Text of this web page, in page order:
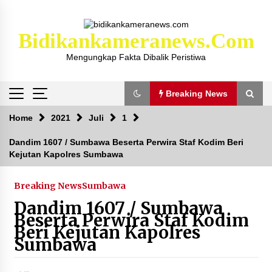
Bidikankameranews.com
Mengungkap Fakta Dibalik Peristiwa
Breaking News
Breaking News
Kejaksaan KSB Mulai Lidik Mafia Tanah Desa
Sekongkang Bawah
2 tahun ago
Laporan Dugaan Pencabulan di Desa Sepayung
Kec. Plampang, Polres Sumbawa Pastikan
Proses Penyelidikan Berjalan Maksimal
4 minggu ago
Home 2021 Juli 1
Dandim 1607 / Sumbawa Beserta Perwira Staf Kodim Beri
Kejutan Kapolres Sumbawa
Breaking NewsSumbawa
Dandim 1607 / Sumbawa
Beserta Perwira Staf Kodim
Beri Kejutan Kapolres
Sumbawa